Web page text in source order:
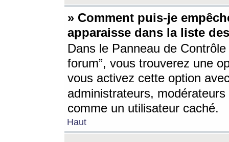
» Comment puis-je
apparaisse dans la liste
Dans le Panneau de
forum”, vous trouverez une
vous activez cette option
administrateurs,
comme un utilisateur caché.
Haut